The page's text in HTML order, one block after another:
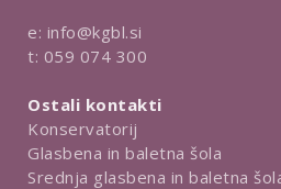
e: info@kgbl.si
t: 059 074 300
Ostali kontakti
Konservatorij
Glasbena in baletna šola
Srednja glasbena in baletna